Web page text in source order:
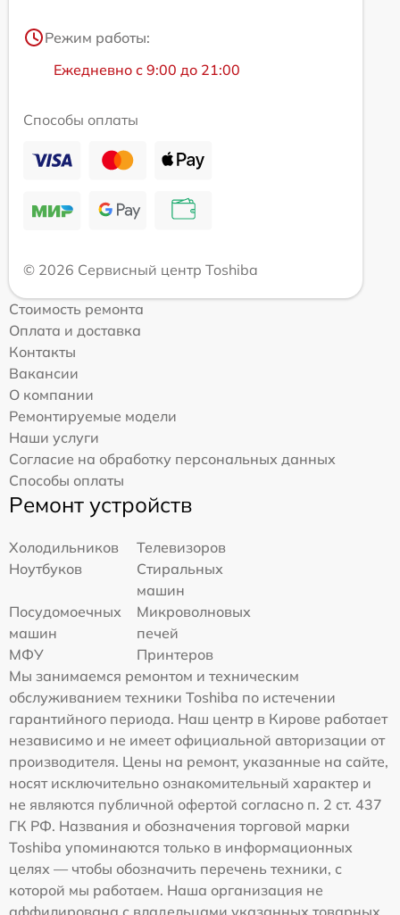
Режим работы:
Ежедневно с 9:00 до 21:00
Способы оплаты
© 2026 Сервисный центр Toshiba
Стоимость ремонта
Оплата и доставка
Контакты
Вакансии
О компании
Ремонтируемые модели
Наши услуги
Согласие на обработку персональных данных
Способы оплаты
Ремонт устройств
Холодильников
Телевизоров
Ноутбуков
Стиральных
машин
Посудомоечных
машин
Микроволновых
печей
МФУ
Принтеров
Мы занимаемся ремонтом и техническим
обслуживанием техники Toshiba по истечении
гарантийного периода. Наш центр в Кирове работает
независимо и не имеет официальной авторизации от
производителя. Цены на ремонт, указанные на сайте,
носят исключительно ознакомительный характер и
не являются публичной офертой согласно п. 2 ст. 437
ГК РФ. Названия и обозначения торговой марки
Toshiba упоминаются только в информационных
целях — чтобы обозначить перечень техники, с
которой мы работаем. Наша организация не